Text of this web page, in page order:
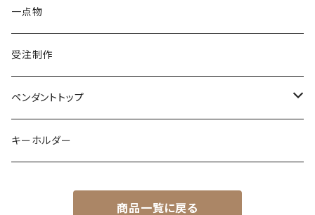
エメラルド
ペリドット
カラーストーン
カラーストーン
海の生き物
ムーンストーン
こうもり
ハリネズミ
フクロウ
ムーンストーン
レインボームーンストーン（ラブラドライト）
ガーネット
オパール
ガーネット
シルバー
ムーンストーン
ブルートパーズ
K18
ダイヤモンド
カラーストーン
K10
ダイヤモンド
カラーストーン
シルバー
ダイヤモンド
シルバー
一点物
受注制作
ペンダントトップ
フクロウ
キーホルダー
商品一覧に戻る